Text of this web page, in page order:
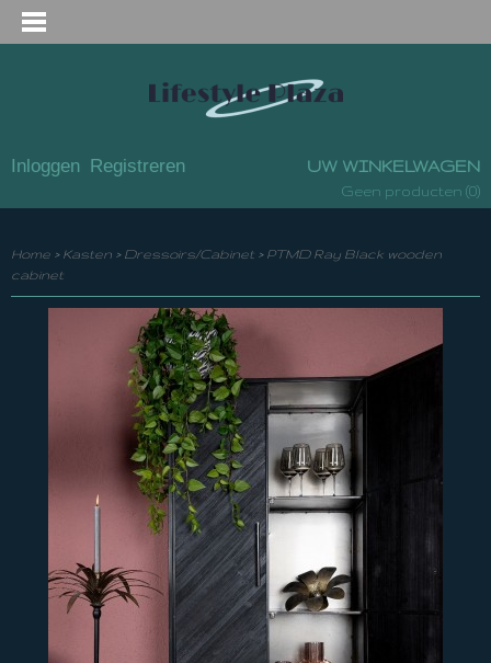
Inloggen Registreren UW WINKELWAGEN
Geen producten (0)
Home > Kasten > Dressoirs/Cabinet > PTMD Ray Black wooden
cabinet